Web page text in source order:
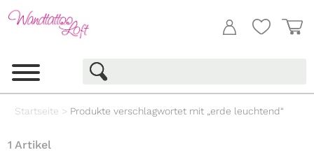
Startseite > Produkte verschlagwortet mit „erde leuchtend“
1 Artikel